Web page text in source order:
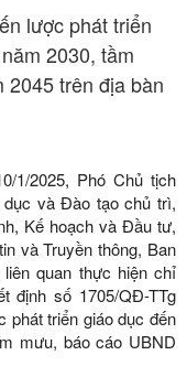
lược phát triển
2030, tầm
2045 trên địa bàn
1/2025, Phó Chủ tịch
và Đào tạo chủ trì,
Kế hoạch và Đầu tư,
và Truyền thông, Ban
quan thực hiện chỉ
định số 1705/QĐ-TTg
phát triển giáo dục đến
mưu, báo cáo UBND